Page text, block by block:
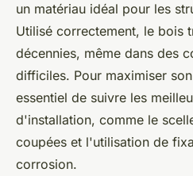
un matériau idéal pour les
Utilisé correctement, le bois
décennies, même dans des
difficiles. Pour maximiser
essentiel de suivre les
d'installation, comme le
coupées et l'utilisation de
corrosion.